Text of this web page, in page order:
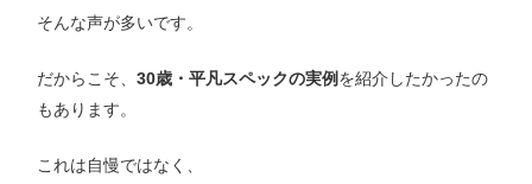
そんな声が多いです。
だからこそ、 30歳・平凡スペックの実例を紹介したかったの
もあります。
これは自慢ではなく、